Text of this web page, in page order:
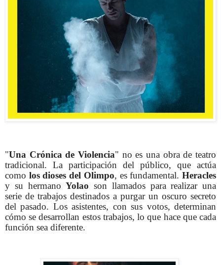
"Una Crónica de Violencia" no es una obra de teatro
tradicional. La participación del público, que actúa
como los dioses del Olimpo, es fundamental.Heracles
y su hermanoYolao son llamados para realizar una
serie de trabajos destinados a purgar un oscuro secreto
del pasado. Los asistentes, con sus votos, determinan
cómo se desarrollan estos trabajos, lo que hace que cada
función sea diferente.